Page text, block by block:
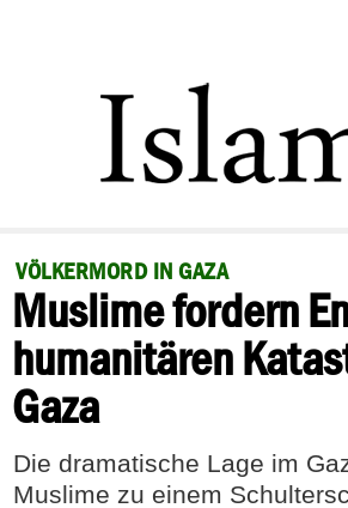
POLITIK
GESELLSCHAFT
RECHT
FEUILLETON
DEBATTE
VÖLKERMORD IN GAZA
Muslime fordern
humanitären
Gaza
Die dramatische Lage im
Muslime zu einem